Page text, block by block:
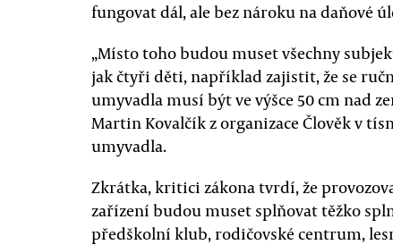
fungovat dál, ale bez nároku na daňové
„Místo toho budou muset všechny
jak čtyři děti, například zajistit, že se
umyvadla musí být ve výšce 50 cm nad
Martin Kovalčík z organizace Člověk v
umyvadla.
Zkrátka, kritici zákona tvrdí, že
zařízení budou muset splňovat těžko
předškolní klub, rodičovské centrum,